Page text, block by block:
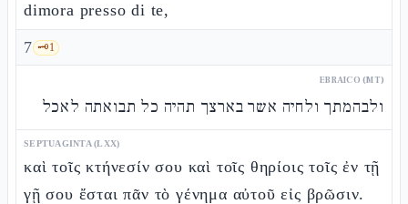
dimora presso di te,
7 🗝️1
EBRAICO (MT)
ולבהמתך ולחיה אשר בארצך תהיה כל תבואתה לאכל
SEPTUAGINTA (LXX)
καὶ τοῖς κτήνεσίν σου καὶ τοῖς θηρίοις τοῖς ἐν τῇ
γῇ σου ἔσται πᾶν τὸ γένημα αὐτοῦ εἰς βρῶσιν.